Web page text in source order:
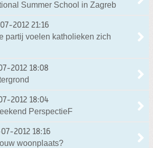
Summer School in Zagreb
2012 21:16
partij voelen katholieken zich
2012 18:08
2012 18:04
PerspectieF
2012 18:16
woonplaats?